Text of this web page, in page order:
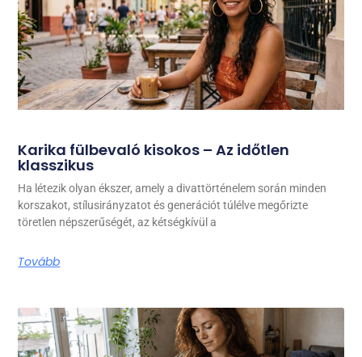
Karika fülbevaló kisokos – Az időtlen
klasszikus
Ha létezik olyan ékszer, amely a divattörténelem során minden
korszakot, stílusirányzatot és generációt túlélve megőrizte
töretlen népszerűségét, az kétségkívül a
Tovább